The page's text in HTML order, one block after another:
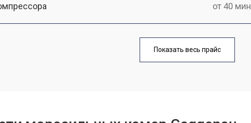
от 40 мин
от 50 мин
Показать весь прайс